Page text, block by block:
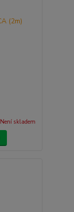
Není skladem